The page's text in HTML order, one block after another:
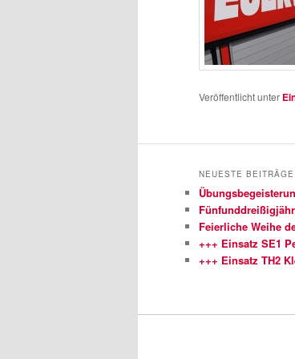
Veröffentlicht unter
NEUESTE BEITRÄGE
Feierliche Weihe
+++ Einsatz SE1
+++ Einsatz TH2